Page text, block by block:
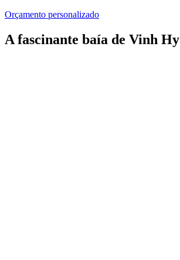
Orçamento personalizado
A fascinante baía de Vinh Hy